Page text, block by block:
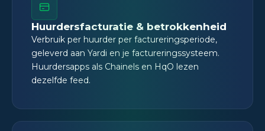
Huurdersfacturatie & betrokkenheid
Verbruik per huurder per factureringsperiode,
geleverd aan Yardi en je factureringssysteem.
Huurdersapps als Chainels en HqO lezen
dezelfde feed.